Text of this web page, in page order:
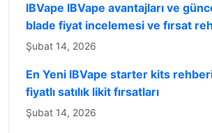
IBVape IBVape avantajları ve
blade fiyat incelemesi ve fırsat
Şubat 14, 2026
En Yeni IBVape starter kits
fiyatlı satılık likit fırsatları
Şubat 14, 2026